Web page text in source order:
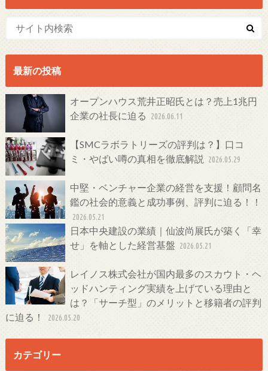
最新の投稿
オープンハウス荒井正昭氏とは？売上1兆円
企業の社長に迫る
2026.06.11
【SMCラボラトリーズの評判は？】口コ
ミ・やばい噂の真相を徹底解説
2026.05.29
中堅・ベンチャー企業の経営を支援！顧問名
鑑の社会的意義と成功事例、評判に迫る！！
2026.05.21
日本中央建設の業績｜仙波尚展氏が築く「幸
せ」を軸とした経営基盤 2026.05.21
レイノス株式会社が国内最多のスカウト・ヘ
ッドハンティング実績を上げている理由と
は？「サーチ型」のメリットと移籍者の評判
に迫る！
2026.05.20
カテゴリー